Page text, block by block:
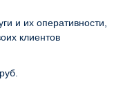
и их оперативности,
клиентов